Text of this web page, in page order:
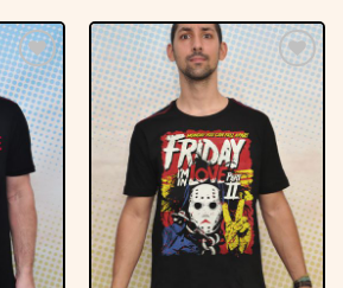
de
Adicionar
à lista de
desejos